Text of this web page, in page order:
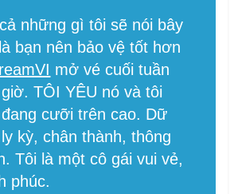
những gì tôi sẽ nói bây
bạn nên bảo vệ tốt hơn
mở vé cuối tuần
giờ. TÔI YÊU nó và tôi
cưỡi trên cao. Dữ
kỳ, chân thành, thông
Tôi là một cô gái vui vẻ,
phúc.